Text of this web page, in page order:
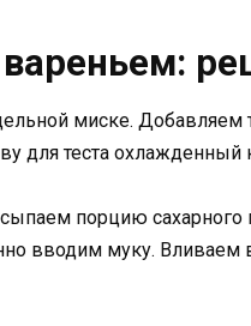
миске. Добавляем
для теста охлажденный
порцию сахарного
вводим муку.